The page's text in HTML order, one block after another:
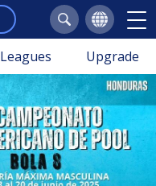
Leagues Upgrade